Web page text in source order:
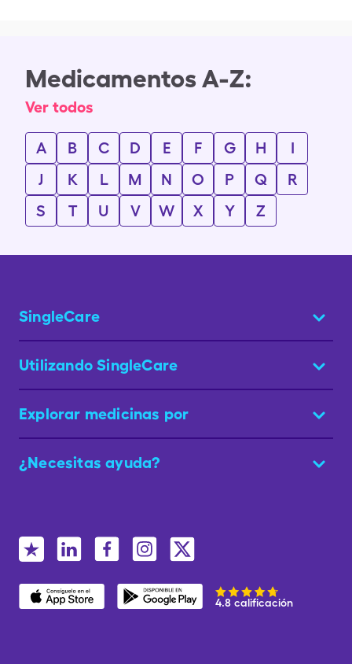
Medicamentos A-Z:
Ver todos
A B C D E F G H
I
J
K L M N O P Q
R
S
T U V W X Y Z
SingleCare
Utilizando SingleCare
Explorar medicinas por
¿Necesitas ayuda?
4.8 calificación